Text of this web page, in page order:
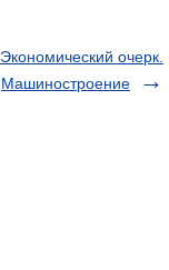
Экономический очерк.
Машиностроение